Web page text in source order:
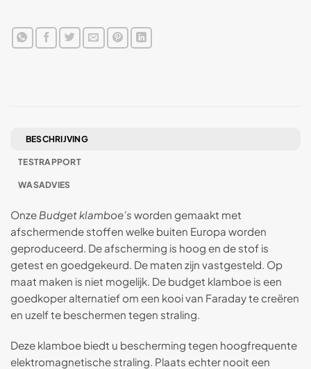
BESCHRIJVING
TESTRAPPORT
WASADVIES
Onze Budget klamboe’s worden gemaakt met
afschermende stoffen welke buiten Europa worden
geproduceerd. De afscherming is hoog en de stof is
getest en goedgekeurd. De maten zijn vastgesteld. Op
maat maken is niet mogelijk. De budget klamboe is een
goedkoper alternatief om een kooi van Faraday te creëren
en uzelf te beschermen tegen straling.
Deze klamboe biedt u bescherming tegen hoogfrequente
elektromagnetische straling. Plaats echter nooit een